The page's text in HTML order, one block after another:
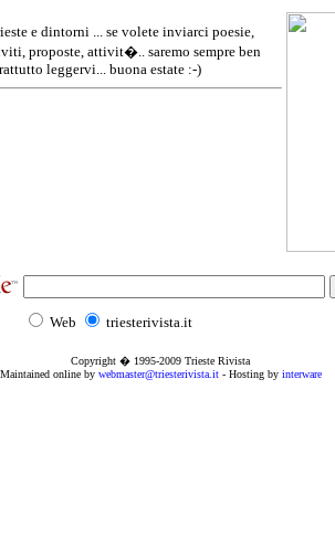
e dintorni ... se volete inviarci poesie,
proposte, attivit�.. saremo sempre ben
leggervi... buona estate :-)
Web triesterivista.it
Copyright � 1995-2009 Trieste Rivista
Maintained online by webmaster@triesterivista.it- Hosting by interware